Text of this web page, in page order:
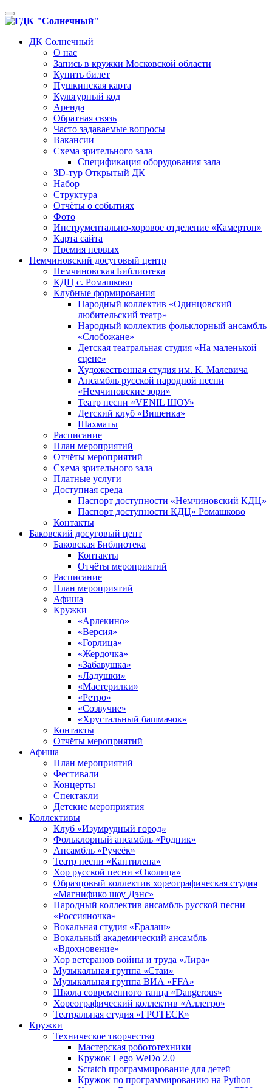
Toggle
navigation
ДК Солнечный
О нас
Запись в кружки Московской области
Купить билет
Пушкинская карта
Культурный код
Аренда
Обратная связь
Часто задаваемые вопросы
Вакансии
Схема зрительного зала
Спецификация оборудования зала
3D-тур Открытый ДК
Набор
Структура
Отчёты о событиях
Фото
Инструментально-хоровое отделение «Камертон»
Карта сайта
Премия первых
Немчиновский досуговый центр
Немчиновская Библиотека
КДЦ с. Ромашково
Клубные формирования
Народный коллектив «Одинцовский
любительский театр»
Народный коллектив фольклорный ансамбль
«Слобожане»
Детская театральная студия «На маленькой
сцене»
Художественная студия им. К. Малевича
Ансамбль русской народной песни
«Немчиновские зори»
Театр песни «VENIL ШОУ»
Детский клуб «Вишенка»
Шахматы
Расписание
План мероприятий
Отчёты мероприятий
Схема зрительного зала
Платные услуги
Доступная среда
Паспорт доступности «Немчиновский КДЦ»
Паспорт доступности КДЦ» Ромашково
Контакты
Баковский досуговый цент
Баковская Библиотека
Контакты
Отчёты мероприятий
Расписание
План мероприятий
Афиша
Кружки
«Арлекино»
«Версия»
«Горлица»
«Жердочка»
«Забавушка»
«Ладушки»
«Мастерилки»
«Ретро»
«Созвучие»
«Хрустальный башмачок»
Контакты
Отчёты мероприятий
Афиша
План мероприятий
Фестивали
Концерты
Спектакли
Детские мероприятия
Коллективы
Клуб «Изумрудный город»
Фольклорный ансамбль «Родник»
Ансамбль «Ручеёк»
Театр песни «Кантилена»
Хор русской песни «Околица»
Образцовый коллектив хореографическая студия
«Магнифико шоу Дэнс»
Народный коллектив ансамбль русской песни
«Россияночка»
Вокальная студия «Ералаш»
Вокальный академический ансамбль
«Вдохновение»
Хор ветеранов войны и труда «Лира»
Музыкальная группа «Стаи»
Музыкальная группа ВИА «FFA»
Школа современного танца «Dangerous»
Хореографический коллектив «Аллегро»
Театральная студия «ГРОТЕСК»
Кружки
Техническое творчество
Мастерская робототехники
Кружок Lego WeDo 2.0
Scratch программирование для детей
Кружок по программированию на Python